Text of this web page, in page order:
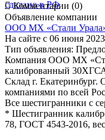
Комментарии (0)
Объявление компании
ООО МХ «Стали
На сайте с 06 июня 2023
Тип объявления:
Компания ООО МХ
калиброванный 30ХГСА
Склад г.
компаниями по всей
Все шестигранники с
* Шестигранник
78, ГОСТ 4543-2016,